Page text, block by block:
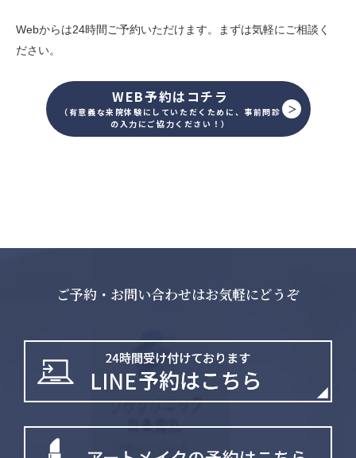
Webからは24時間ご予約いただけます。まずは気軽にご相談く
ださい。
WEB予約はコチラ
（有意義な来院体験にしていただくために、事前問診
の入力にご協力ください！）
ご予約・お問い合わせはお気軽にどうぞ